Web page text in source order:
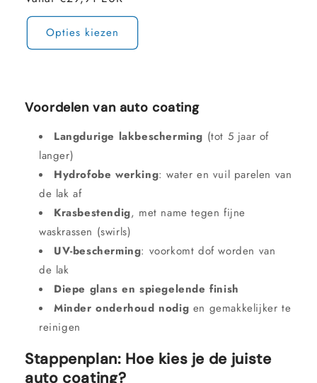
Opties kiezen
Voordelen van auto coating
Langdurige lakbescherming (tot 5 jaar of
langer)
Hydrofobe werking: water en vuil parelen van
de lak af
Krasbestendig, met name tegen fijne
waskrassen (swirls)
UV-bescherming: voorkomt dof worden van
de lak
Diepe glans en spiegelende finish
Minder onderhoud nodig en gemakkelijker te
reinigen
Stappenplan: Hoe kies je de juiste
auto coating?